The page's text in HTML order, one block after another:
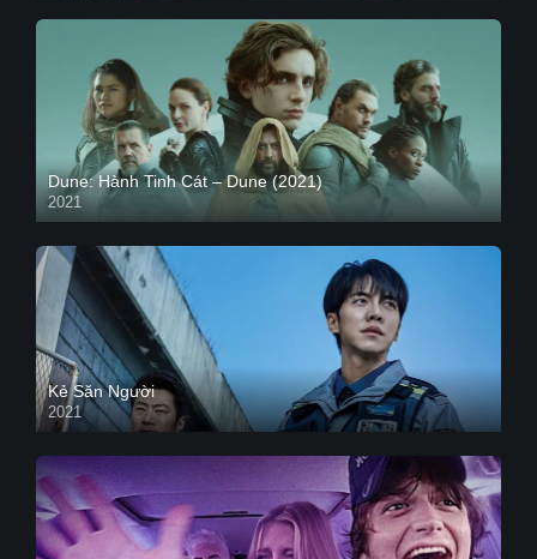
Dune: Hành Tinh Cát – Dune (2021)
2021
HD VIETSUB
Kẻ Săn Người
2021